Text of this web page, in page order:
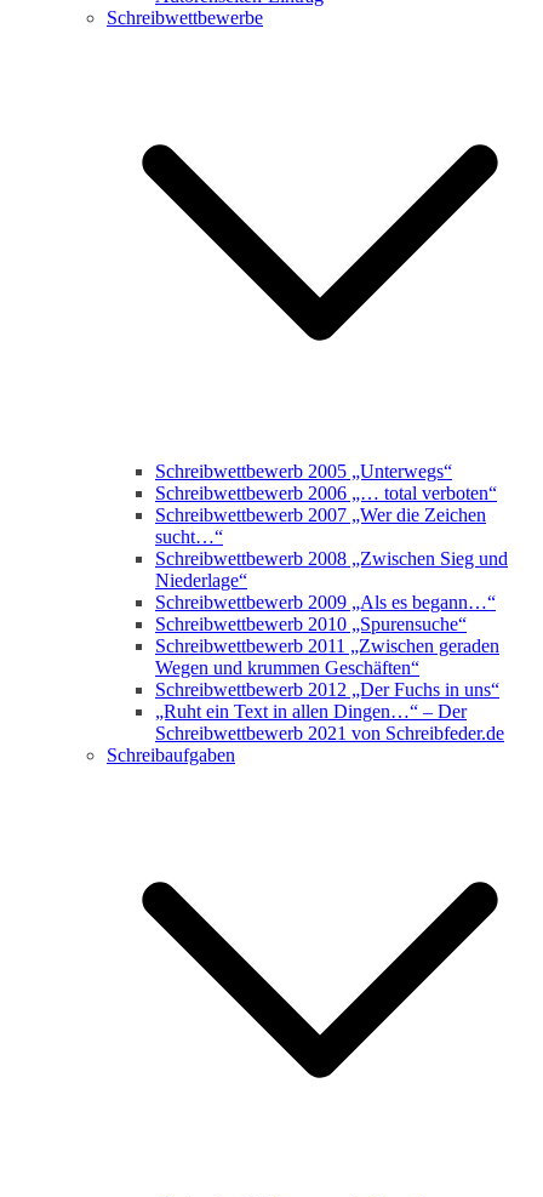
Schreibwettbewerbe
Schreibwettbewerb 2005 „Unterwegs“
Schreibwettbewerb 2006 „… total verboten“
Schreibwettbewerb 2007 „Wer die Zeichen
sucht…“
Schreibwettbewerb 2008 „Zwischen Sieg und
Niederlage“
Schreibwettbewerb 2009 „Als es begann…“
Schreibwettbewerb 2010 „Spurensuche“
Schreibwettbewerb 2011 „Zwischen geraden
Wegen und krummen Geschäften“
Schreibwettbewerb 2012 „Der Fuchs in uns“
„Ruht ein Text in allen Dingen…“ – Der
Schreibwettbewerb 2021 von Schreibfeder.de
Schreibaufgaben